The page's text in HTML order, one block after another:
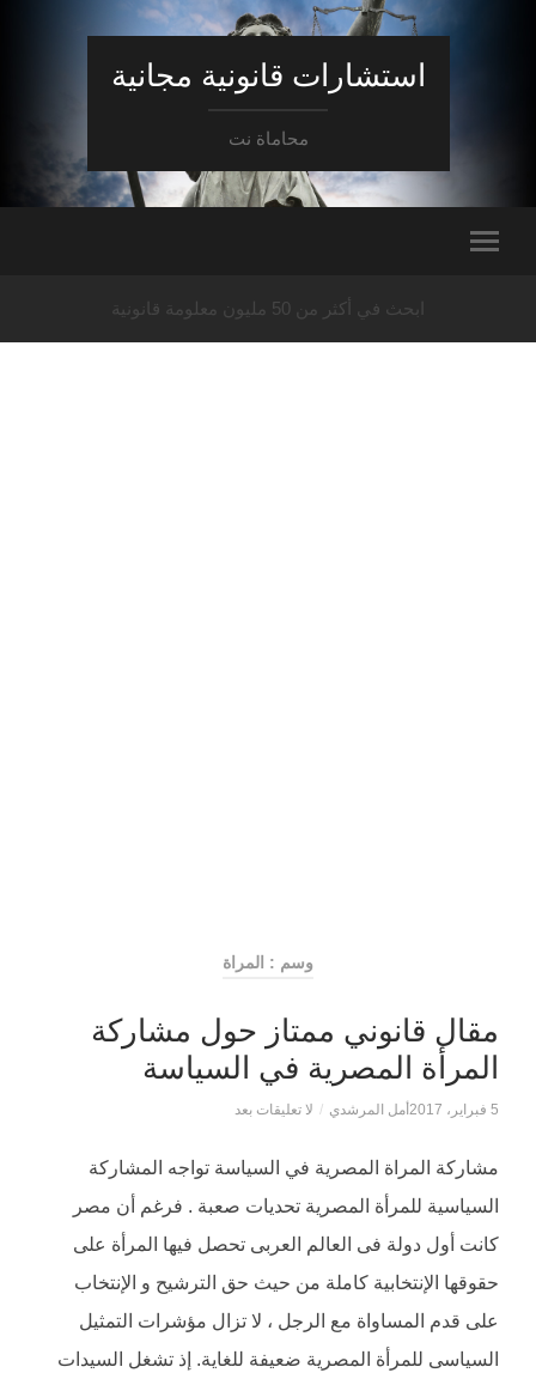
استشارات قانونية مجانية
محاماة نت
ابحث في أكثر من 50 مليون معلومة قانونية
وسم : المراة
مقال قانوني ممتاز حول مشاركة
المرأة المصرية في السياسة
5 فبراير، 2017 أمل المرشدي / لا تعليقات بعد
مشاركة المراة المصرية في السياسة تواجه المشاركة
السياسية للمرأة المصرية تحديات صعبة . فرغم أن مصر
كانت أول دولة فى العالم العربى تحصل فيها المرأة على
حقوقها الإنتخابية كاملة من حيث حق الترشيح و الإنتخاب
على قدم المساواة مع الرجل ، لا تزال مؤشرات التمثيل
السياسى للمرأة المصرية ضعيفة للغاية. إذ تشغل السيدات